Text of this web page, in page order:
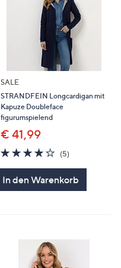
SALE
STRANDFEIN Longcardigan mit
Kapuze Doubleface
figurumspielend
€ 41,99
4.0
von
(5)5
In den Warenkorb